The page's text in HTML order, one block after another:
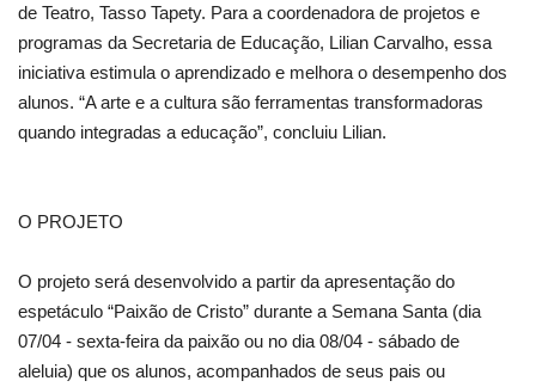
de Teatro, Tasso Tapety. Para a coordenadora de projetos e
programas da Secretaria de Educação, Lilian Carvalho, essa
iniciativa estimula o aprendizado e melhora o desempenho dos
alunos. “A arte e a cultura são ferramentas transformadoras
quando integradas a educação”, concluiu Lilian.
O PROJETO
O projeto será desenvolvido a partir da apresentação do
espetáculo “Paixão de Cristo” durante a Semana Santa (dia
07/04 - sexta-feira da paixão ou no dia 08/04 - sábado de
aleluia) que os alunos, acompanhados de seus pais ou